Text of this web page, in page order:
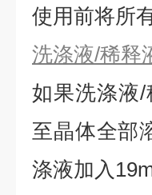
使用前将所
洗涤液/稀释
如果洗涤液
⾄晶体全部
涤液加入